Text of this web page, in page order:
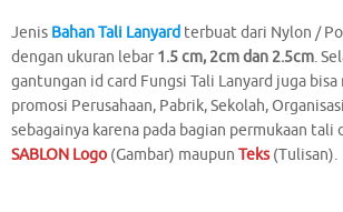
Jenis Bahan Tali Lanyard terbuat dari Nylon /
dengan ukuran lebar 1.5 cm, 2cm dan 2.5cm.
gantungan id card Fungsi Tali Lanyard juga
promosi Perusahaan, Pabrik, Sekolah,
sebagainya karena pada bagian permukaan tali
SABLON Logo (Gambar) maupun Teks(Tulisan).